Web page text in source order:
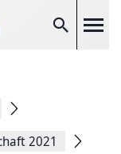
Suche
2021